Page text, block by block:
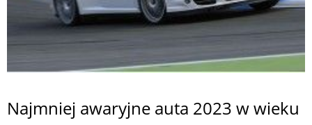
Najmniej awaryjne auta 2023 w wieku